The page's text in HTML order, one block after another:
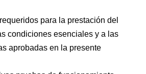
para la prestación del
condiciones esenciales y a las
aprobadas en la presente